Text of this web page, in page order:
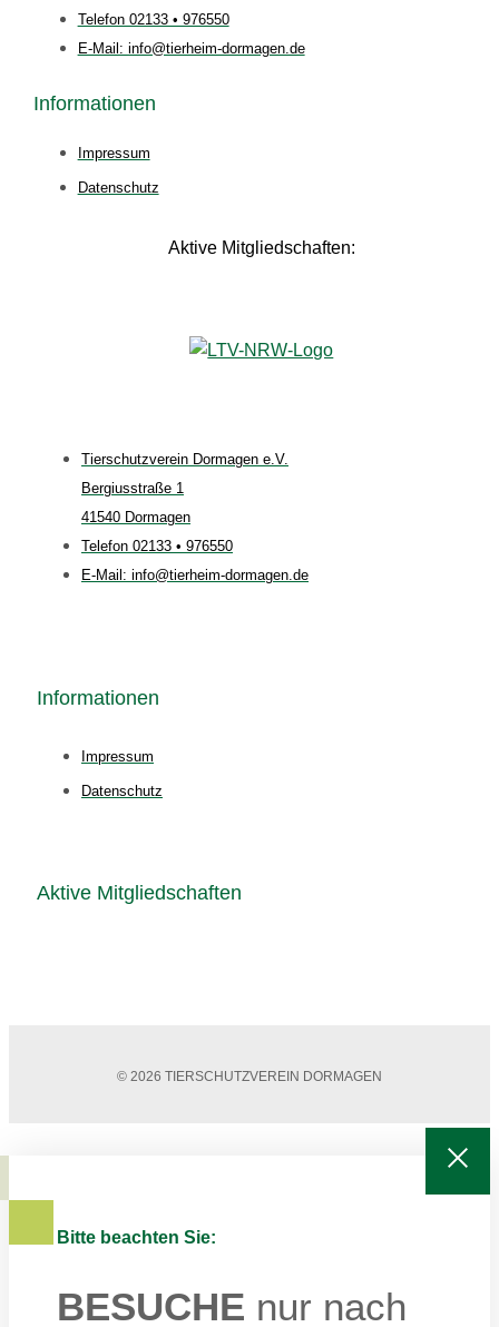
Telefon 02133 • 976550
E-Mail: info@tierheim-dormagen.de
Informationen
Impressum
Datenschutz
Aktive Mitgliedschaften:
Tierschutzverein Dormagen e.V.
Bergiusstraße 1
41540 Dormagen
Telefon 02133 • 976550
E-Mail: info@tierheim-dormagen.de
Informationen
Impressum
Datenschutz
Aktive Mitgliedschaften
© 2026 TIERSCHUTZVEREIN DORMAGEN
Bitte beachten Sie:
BESUCHE nur nach